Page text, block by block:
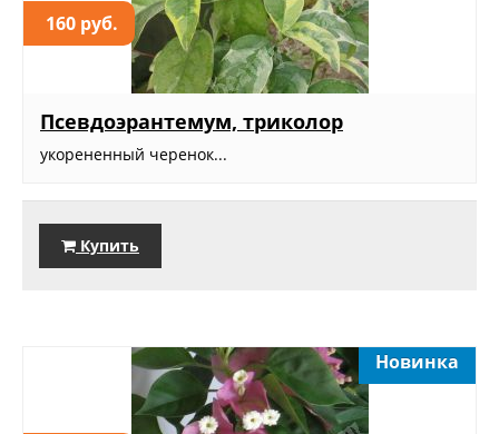
160 руб.
Псевдоэрантемум, триколор
укорененный черенок...
Купить
Новинка